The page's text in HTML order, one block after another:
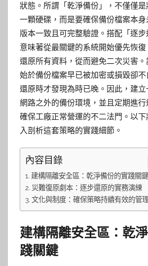
狀態。所謂「乾淨備份」，不僅僅
一顆硬碟，而是要確保備份檔案本身
版本一致且可完整驗證。搭配「逐步
意味著從最關鍵的系統開始優先恢
還原所有資料，從而避免二次災害。
始於備份檔案早已被加密或損毀卻
還原時才發現為時已晚。因此，建
網路之外的備份環境，並且定期進
確保工廠正常營運的不二法門。以
入剖析這套策略的實踐細節。
內容目錄
建構隔離安全區：乾淨備份的實踐關鍵
災難復原劇本：逐步還原的實務演練
文化與制度：確保策略持續有效的管
建構隔離安全區：乾
踐關鍵